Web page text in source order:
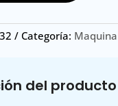
Categoría: Maquina
del producto